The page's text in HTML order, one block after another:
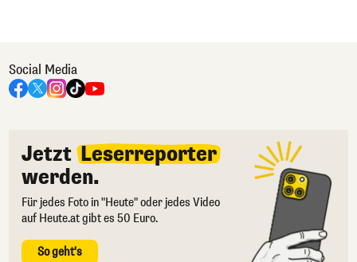
Social Media
Jetzt Leserreporter
werden.
Für jedes Foto in "Heute" oder jedes Video
auf Heute.at gibt es 50 Euro.
So geht's